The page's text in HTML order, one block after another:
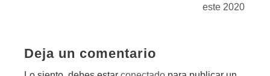
este 2020
Deja un comentario